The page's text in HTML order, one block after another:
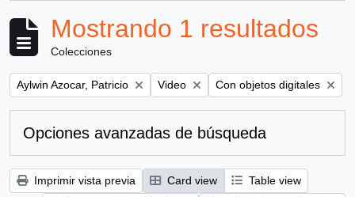
Mostrando 1 resultados
Colecciones
Remove filter:
Aylwin Azocar, Patricio Remove filter:
Video Remove filter:
Con objetos digitales
Opciones avanzadas de búsqueda
Imprimir vista previa Card view
Table view